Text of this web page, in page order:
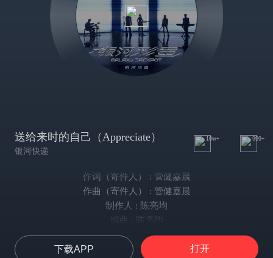
送给来时的自己（Appreciate）
银河快递
10w+ 999+
作词（寄件人） : 管健嘉晨
作曲（寄件人） : 管健嘉晨
制作人 : 陈亮均
编曲 : 陈亮均
主唱 : 管健嘉晨
吉他 : 沈慧雯
下载APP 打开